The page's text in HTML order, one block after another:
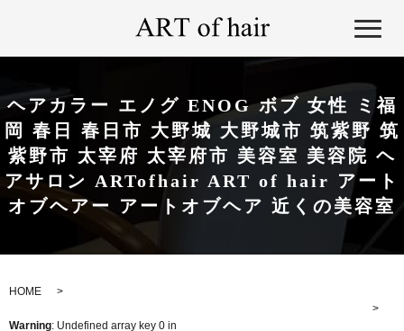
ヘアカラー エノグ ENOG ボブ 女性 ミ福
岡 春日 春日市 大野城 大野城市 筑紫野 筑
紫野市 太宰府 太宰府市 美容室 美容院 ヘ
アサロン ARTofhair ART of hair アート
オブヘアー アートオブヘア 近くの美容室
HOME
Warning: Undefined array key 0 in